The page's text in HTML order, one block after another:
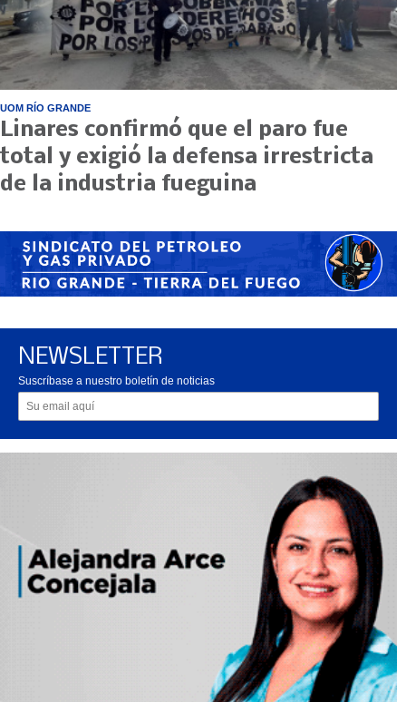
UOM RÍO GRANDE
Linares confirmó que el paro fue
total y exigió la defensa irrestricta
de la industria fueguina
NEWSLETTER
Suscríbase a nuestro boletín de noticias